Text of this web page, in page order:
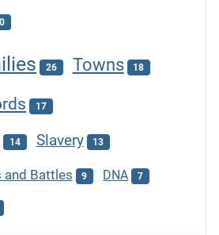
26 Towns 18
17
14 Slavery 13
and Battles 9 DNA 7